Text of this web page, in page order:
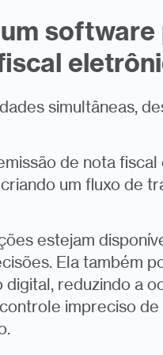
software
simultâneas,
de nota
um fluxo de
estejam
Ela também
reduzindo a
impreciso